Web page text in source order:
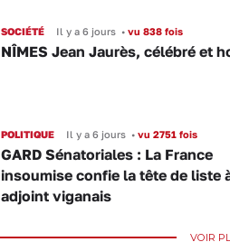
SOCIÉTÉ Il y a 6 jours •vu 838 fois
NÎMES Jean Jaurès, célébré et
POLITIQUE Il y a 6 jours •vu 2751 fois
GARD Sénatoriales : La France
insoumise confie la tête de liste
adjoint viganais
VOIR